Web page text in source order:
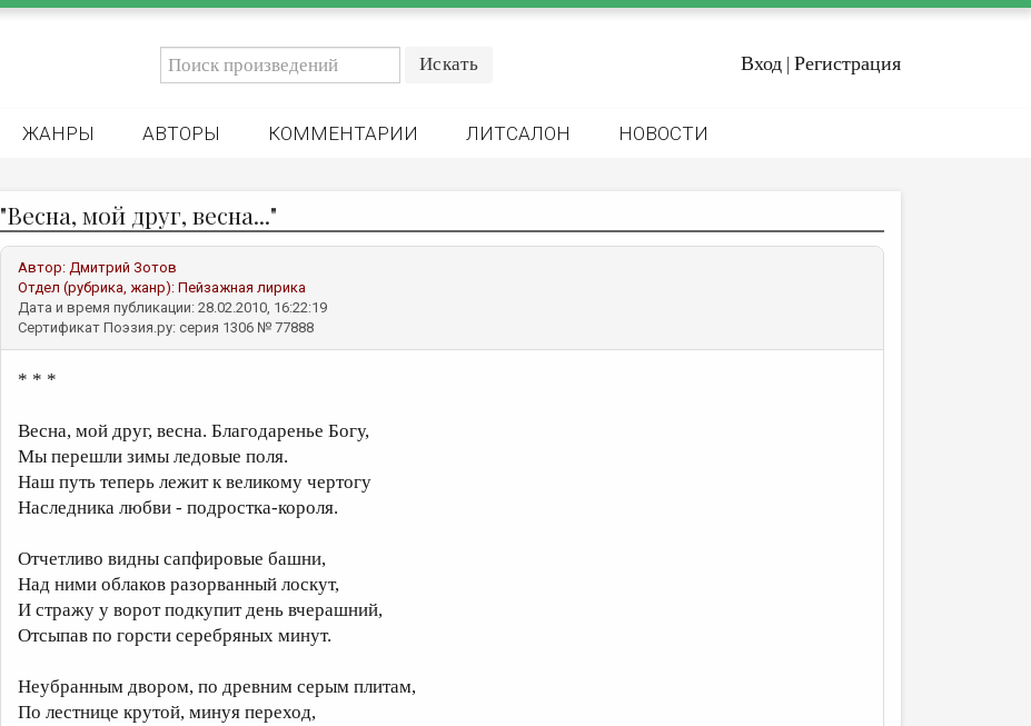
Вход | Регистрация
ЖАНРЫ АВТОРЫ КОММЕНТАРИИ ЛИТСАЛОН НОВОСТИ
"Весна, мой друг, весна..."
Автор: Дмитрий Зотов
Отдел (рубрика, жанр): Пейзажная лирика
Дата и время публикации: 28.02.2010, 16:22:19
Сертификат Поэзия.ру: серия 1306 № 77888
* * *
Весна, мой друг, весна. Благодаренье Богу,
Мы перешли зимы ледовые поля.
Наш путь теперь лежит к великому чертогу
Наследника любви - подростка-короля.
Отчетливо видны сапфировые башни,
Над ними облаков разорванный лоскут,
И стражу у ворот подкупит день вчерашний,
Отсыпав по горсти серебряных минут.
Неубранным двором, по древним серым плитам,
По лестнице крутой, минуя переход,